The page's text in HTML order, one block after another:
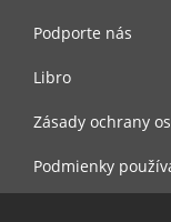
Podporte nás
Libro
Zásady ochrany
Podmienky